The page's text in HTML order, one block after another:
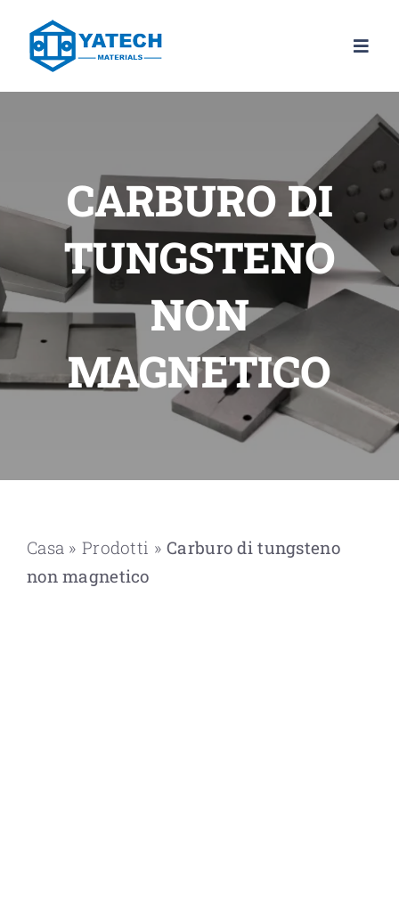
contenuto
GRADI
NOTIZIA
DI
IT
CARBURO DI
TUNGSTENO
NON
MAGNETICO
Casa » Prodotti »Carburo di tungsteno
non magnetico